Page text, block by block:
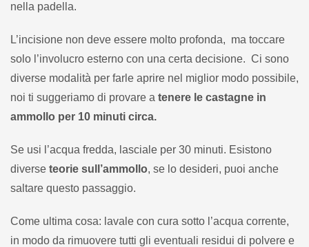
nella padella.
L’incisione non deve essere molto profonda, ma toccare
solo l’involucro esterno con una certa decisione. Ci sono
diverse modalità per farle aprire nel miglior modo possibile,
noi ti suggeriamo di provare a tenere le castagne in
ammollo per 10 minuti circa.
Se usi l’acqua fredda, lasciale per 30 minuti. Esistono
diverse teorie sull’ammollo, se lo desideri, puoi anche
saltare questo passaggio.
Come ultima cosa: lavale con cura sotto l’acqua corrente,
in modo da rimuovere tutti gli eventuali residui di polvere e